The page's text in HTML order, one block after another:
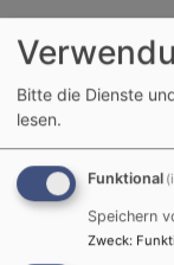
Bitte die Dienste
lesen.
Funktional
Speichern
Zweck: